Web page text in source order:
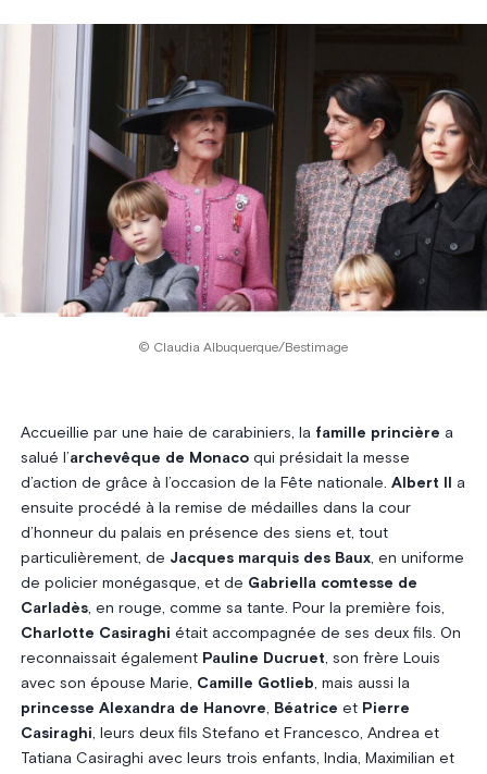
© Claudia Albuquerque/Bestimage
Accueillie par une haie de carabiniers, la famille princière a
salué l’archevêque de Monacoqui présidait la messe
d’action de grâce à l’occasion de la Fête nationale. Albert II
a
ensuite procédé à la remise de médailles dans la cour
d’honneur du palais en présence des siens et, tout
particulièrement, de Jacques marquis des Baux, en uniforme
de policier monégasque, et de Gabriella comtesse de
Carladès, en rouge, comme sa tante. Pour la première fois,
Charlotte Casiraghi était accompagnée de ses deux fils. On
reconnaissait également Pauline Ducruet , son frère Louis
avec son épouse Marie, Camille Gotlieb , mais aussi la
princesse Alexandra de Hanovre
Béatrice et Pierre
Casiraghi , leurs deux fils Stefano et Francesco, Andrea et
Tatiana Casiraghi avec leurs trois enfants, India, Maximilian et